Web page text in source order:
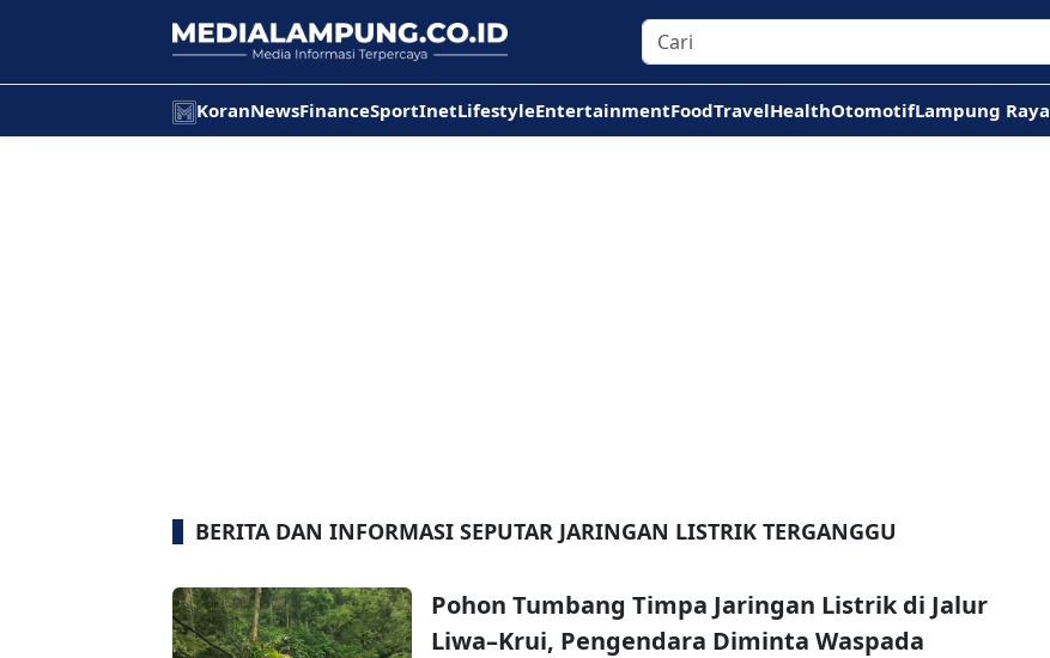
KoranNewsFinanceSportInetLifestyleEntertainmentFoodTravelHealthOtomotifLampung Raya
BERITA DAN INFORMASI SEPUTAR JARINGAN LISTRIK TERGANGGU
Pohon Tumbang Timpa Jaringan Listrik di Jalur
Liwa–Krui, Pengendara Diminta Waspada